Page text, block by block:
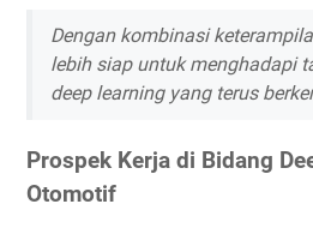
Dengan kombinasi
lebih siap untuk menghadapi
deep learning yang terus
Prospek Kerja di Bidang
Otomotif